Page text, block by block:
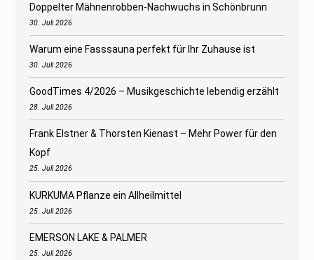
Doppelter Mähnenrobben-Nachwuchs in Schönbrunn
30. Juli 2026
Warum eine Fasssauna perfekt für Ihr Zuhause ist
30. Juli 2026
GoodTimes 4/2026 – Musikgeschichte lebendig erzählt
28. Juli 2026
Frank Elstner & Thorsten Kienast – Mehr Power für den
Kopf
25. Juli 2026
KURKUMA Pflanze ein Allheilmittel
25. Juli 2026
EMERSON LAKE & PALMER
25. Juli 2026